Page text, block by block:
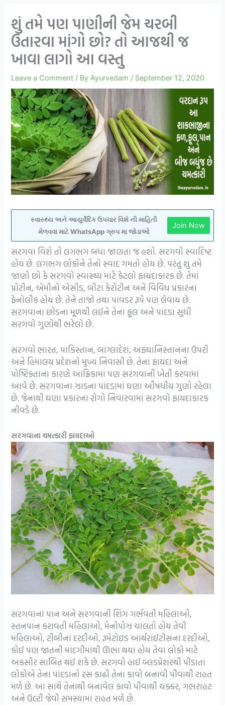
શું તમે પણ પાણીની જેમ ચરબી
ઉતારવા માંગો છો? તો આજથી જ
ખાવા લાગો આ વસ્તુ
Leave a Comment / ByAyurvedam / September 12, 2020
સ્વાસ્થ્ય અને આયુર્વેદિક ઉપચાર વિશે ની માહિતી
મેળવવા માટે WhatsApp ગ્રુપ મા જોડાઓ
Join Now
સરગવા વિશે તો લગભગ બધા જાણતા જ હશો. સરગવો સ્વાદિષ્ટ
હોય છે. લગભગ લોકોને તેનો સ્વાદ ગમતો હોય છે. પરંતુ શું તમે
જાણો છો કે સરગવો સ્વાસ્થ્ય માટે કેટલો ફાયદાકારક છે. તેમાં
પ્રોટીન, એમીનો એસીડ, બીટા કેરોટીન અને વિવિધ પ્રકારના
ફેનોલીક હોય છે. તેને તાજો તથા પાવડર રૂપે પણ લેવાય છે.
સરગવાના છોડના મૂળથી લઈને તેના ફૂલ અને પાંદડા સુધી
સરગવો ગુણોથી ભરેલો છે.
સરગવો ભારત, પાકિસ્તાન, બાંગ્લાદેશ, અફઘાનિસ્તાનના ઉપરી
અને હિમાલય પ્રદેશનો મુખ્ય નિવાસી છે. તેના ફાયદા અને
પોષ્ટિકતાના કારણે આફ્રિકામાં પણ સરગવાની ખેતી કરવામાં
આવે છે. સરગવાના ઝાડના પાંદડામાં ઘણા ઔષધીય ગુણો રહેલા
છે. જેનાથી ઘણા પ્રકારના રોગો નિવારવામાં સરગવો ફાયદાકારક
નીવડે છે.
સરગવાના ચમત્કારી ફાયદાઓ
સરગવાનાં પાન અને સરગવાની શિંગ ગર્ભવતી મહિલાઓ,
સ્તનપાન કરાવતી મહિલાઓ, મેનોપોઝ ચાલતો હોય તેવી
મહિલાઓ, ટીબીના દરદીઓ, રૂમેટોઇડ આર્થરાઈટીસના દરદીઓ,
કોઈ પણ જાતની માંદગીમાંથી ઊભા થયા હોય તેવા લોકો માટે
અકસીર સાબિત થઈ શકે છે. સરગવો હાઈ બ્લડપ્રેશરથી પીડાતા
લોકોએ તેના પાંદડાનો રસ કાઢી તેના કાવો બનાવી પીવાથી રાહત
મળે છે. આ સાથે તેનાથી બનાવેલ કાવો પીવાથી ચક્કર, ગભરાહટ
અને ઉલ્ટી જેવી સમસ્યામાં રાહત મળે છે.